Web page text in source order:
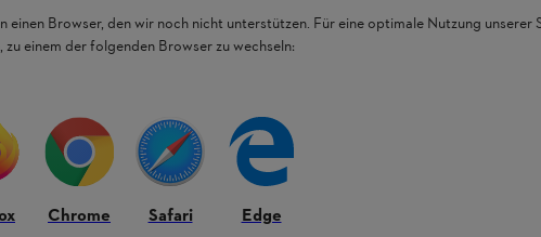
фактичне розташування елементів обладнання на продукті може - при
einen Browser, den wir noch nicht unterstützen. Für eine optimale Nutzung unserer
zu einem der folgenden Browser zu wechseln:
Chrome Safari Edge